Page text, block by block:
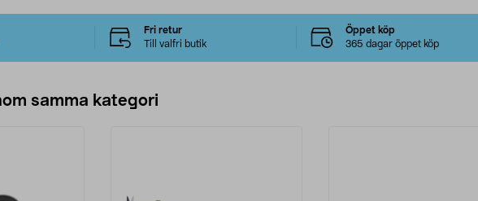
Fri retur
Till valfri butik
Öppet köp
365 dagar öppet köp
samma kategori